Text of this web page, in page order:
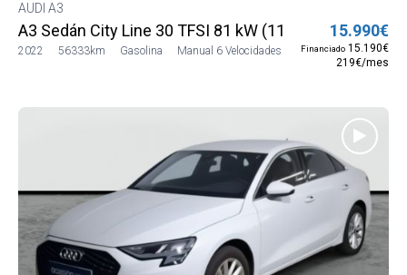
AUDI A3
A3 Sedán City Line 30 TFSI 81 kW (110 CV)
2022 56333km Gasolina Manual 6 Velocidades
15.990€
Financiado 15.190€
219€/mes